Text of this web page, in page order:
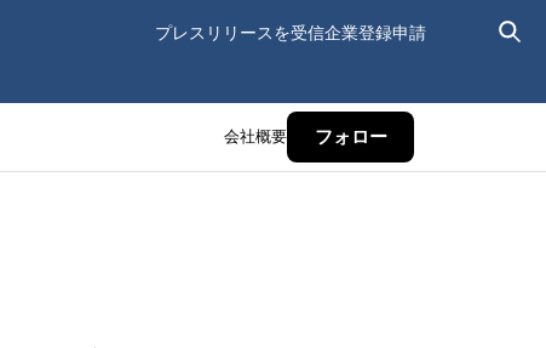
プレスリリースを受信企業登録申請
会社概要 フォロー